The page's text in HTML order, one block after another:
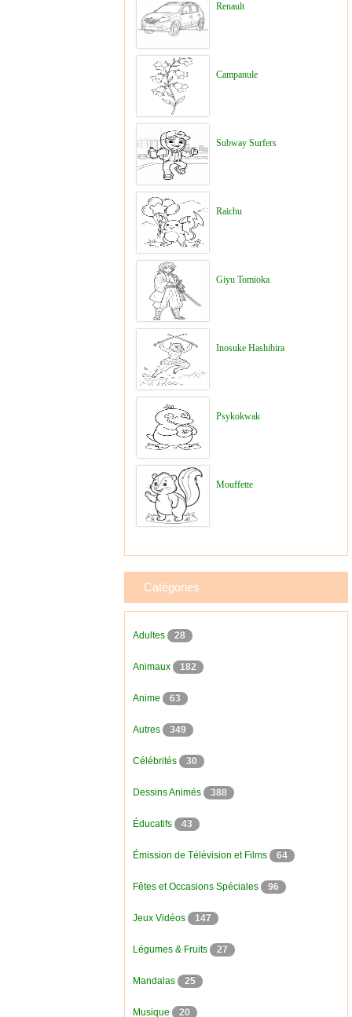
Renault
Campanule
Subway Surfers
Raichu
Giyu Tomioka
Inosuke Hashibira
Psykokwak
Mouffette
Catégories
Adultes 28
Animaux 182
Anime 63
Autres 349
Célébrités 30
Dessins Animés 388
Éducatifs 43
Émission de Télévision et Films 64
Fêtes et Occasions Spéciales 96
Jeux Vidéos 147
Légumes & Fruits 27
Mandalas 25
Musique 20